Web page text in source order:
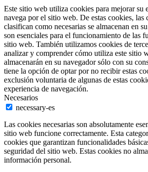
Este sitio web utiliza cookies para mejorar su
navega por el sitio web. De estas cookies, las
clasifican como necesarias se almacenan en
son esenciales para el funcionamiento de las
sitio web. También utilizamos cookies de
analizar y comprender cómo utiliza este sitio
almacenarán en su navegador sólo con su
tiene la opción de optar por no recibir estas
exclusión voluntaria de algunas de estas
experiencia de navegación.
Necesarios
necessary-es
Las cookies necesarias son absolutamente
sitio web funcione correctamente. Esta
cookies que garantizan funcionalidades
seguridad del sitio web. Estas cookies no
información personal.